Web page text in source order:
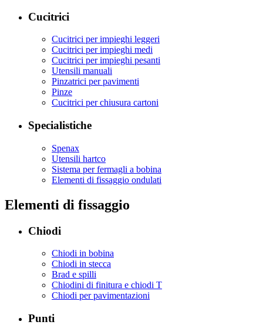
Cucitrici
Cucitrici per impieghi leggeri
Cucitrici per impieghi medi
Cucitrici per impieghi pesanti
Utensili manuali
Pinzatrici per pavimenti
Pinze
Cucitrici per chiusura cartoni
Specialistiche
Spenax
Utensili hartco
Sistema per fermagli a bobina
Elementi di fissaggio ondulati
Elementi di fissaggio
Chiodi
Chiodi in bobina
Chiodi in stecca
Brad e spilli
Chiodini di finitura e chiodi T
Chiodi per pavimentazioni
Punti